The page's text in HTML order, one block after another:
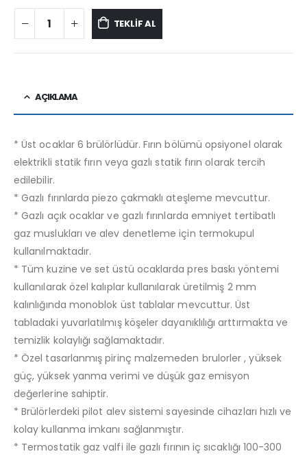
TEKLİF AL
AÇIKLAMA
* Üst ocaklar 6 brülörlüdür. Fırın bölümü opsiyonel olarak
elektrikli statik fırın veya gazlı statik fırın olarak tercih
edilebilir.
* Gazlı fırınlarda piezo çakmaklı ateşleme mevcuttur.
* Gazlı açık ocaklar ve gazlı fırınlarda emniyet tertibatlı
gaz muslukları ve alev denetleme için termokupul
kullanılmaktadır.
* Tüm kuzine ve set üstü ocaklarda pres baskı yöntemi
kullanılarak özel kalıplar kullanılarak üretilmiş 2 mm
kalınlığında monoblok üst tablalar mevcuttur. Üst
tabladaki yuvarlatılmış köşeler dayanıklılığı arttırmakta ve
temizlik kolaylığı sağlamaktadır.
* Özel tasarlanmış pirinç malzemeden brulorler , yüksek
güç, yüksek yanma verimi ve düşük gaz emisyon
değerlerine sahiptir.
* Brülörlerdeki pilot alev sistemi sayesinde cihazları hızlı ve
kolay kullanma imkanı sağlanmıştır.
* Termostatik gaz valfi ile gazlı fırının iç sıcaklığı 100-300